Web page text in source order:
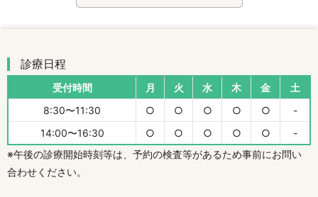
診療日程
受付時間 月 火 水 木 金
土
8:30〜11:30
○ ○ ○ ○ ○
-
14:00〜16:30
○ ○ ○ ○ ○
-
※午後の診療開始時刻等は、予約の検査等があるため事前にお問い
合わせください。